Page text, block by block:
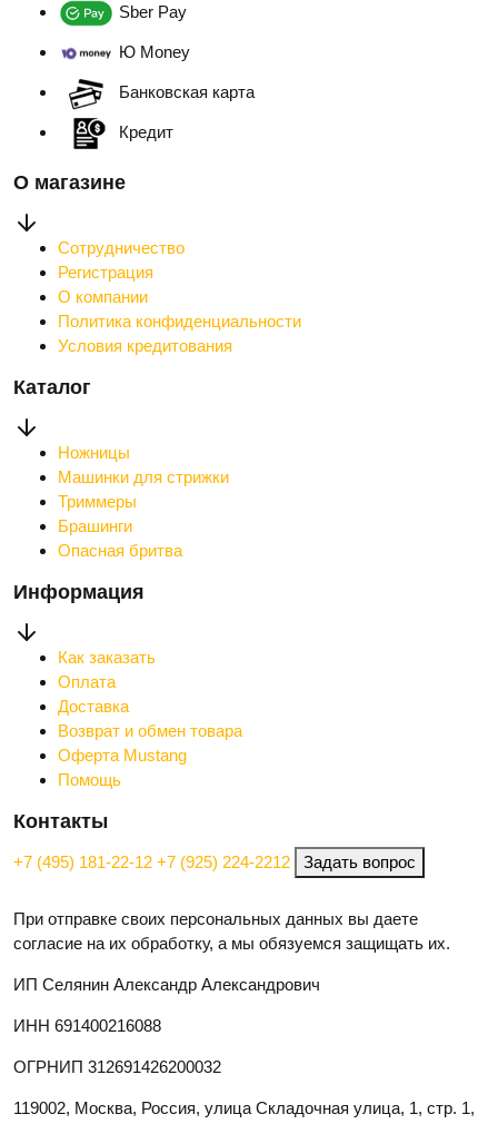
Sber Pay
Ю Money
Банковская карта
Кредит
О магазине
Сотрудничество
Регистрация
О компании
Политика конфиденциальности
Условия кредитования
Каталог
Ножницы
Машинки для стрижки
Триммеры
Брашинги
Опасная бритва
Информация
Как заказать
Оплата
Доставка
Возврат и обмен товара
Оферта Mustang
Помощь
Контакты
+7 (495) 181-22-12 +7 (925) 224-2212 Задать вопрос
При отправке своих персональных данных вы даете
согласие на их обработку, а мы обязуемся защищать их.
ИП Селянин Александр Александрович
ИНН 691400216088
ОГРНИП 312691426200032
119002, Москва, Россия, улица Складочная улица, 1, стр. 1,